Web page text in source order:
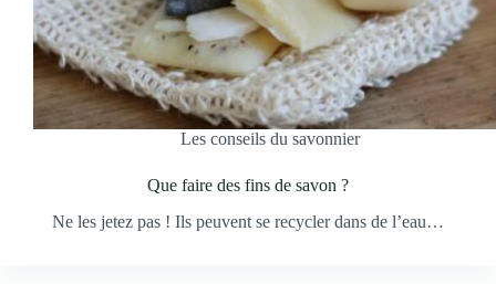
Les conseils du savonnier
Que faire des fins de savon ?
Ne les jetez pas ! Ils peuvent se recycler dans de l’eau…